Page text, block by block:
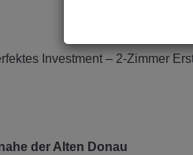
der Alten Donau